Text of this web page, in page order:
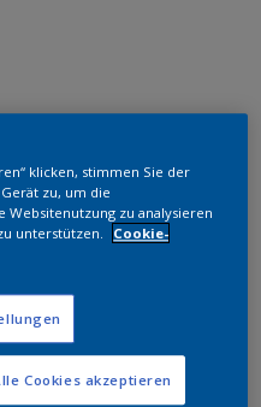
im Webshop
klicken, stimmen Sie der
zu, um die
Websitenutzung zu analysieren
unterstützen.
Cookie-
Cookies akzeptieren